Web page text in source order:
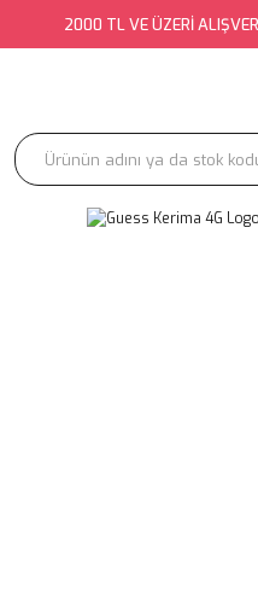
2000 TL VE ÜZERİ